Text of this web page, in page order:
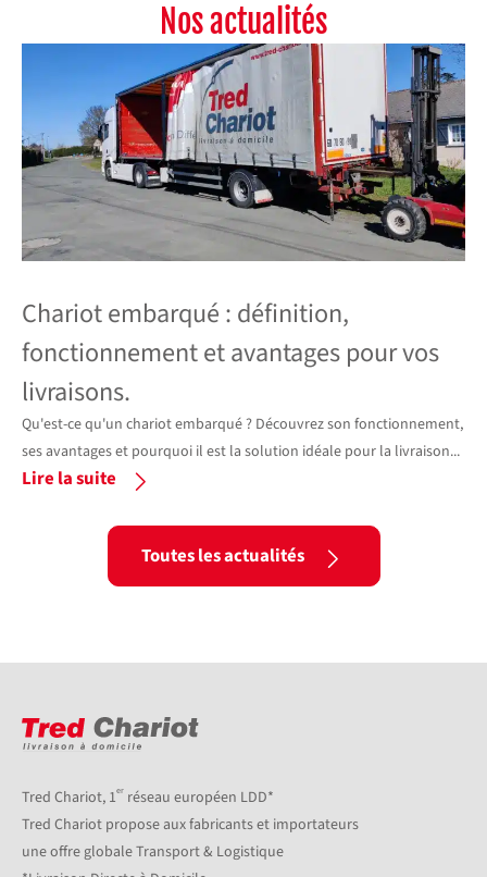
Nos actualités
Chariot embarqué : définition,
fonctionnement et avantages pour vos
livraisons.
Qu'est-ce qu'un chariot embarqué ? Découvrez son fonctionnement,
ses avantages et pourquoi il est la solution idéale pour la livraison...
Lire la suite
Toutes les actualités
Tred Chariot, 1er réseau européen LDD*
Tred Chariot propose aux fabricants et importateurs
une offre globale Transport & Logistique